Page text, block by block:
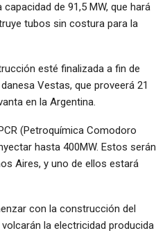
de 91,5 MW, que hará
tubos sin costura para la
esté finalizada a fin de
Vestas, que proveerá 21
en la Argentina.
(Petroquímica Comodoro
hasta 400MW. Estos serán
Aires, y uno de ellos estará
con la construcción del
la electricidad producida